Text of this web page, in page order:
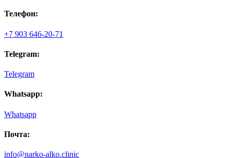
Телефон:
+7 903 646-20-71
Telegram:
Telegram
Whatsapp:
Whatsapp
Почта:
info@narko-alko.clinic